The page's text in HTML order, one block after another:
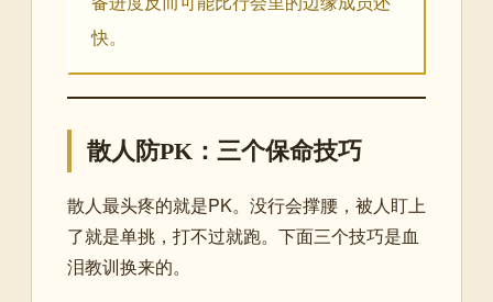
快。
散人防PK：三个保命技巧
散人最头疼的就是PK。没行会撑腰，被人盯上
了就是单挑，打不过就跑。下面三个技巧是血
泪教训换来的。